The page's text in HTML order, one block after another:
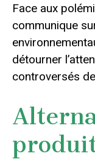
Face aux
communique
détourner
controversés